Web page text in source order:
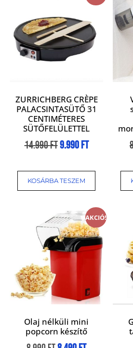
ZURRICHBERG CRÈPE
PALACSINTASÜTŐ 31
CENTIMÉTERES
SÜTŐFELÜLETTEL
14.990Ft9.990Ft
KOSÁRBA TESZEM
AKCIÓ!
Olaj nélküli mini
popcorn készítő